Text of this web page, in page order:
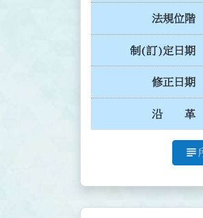
法規位階
制(訂)定日期
修正日期
沿 革
subject